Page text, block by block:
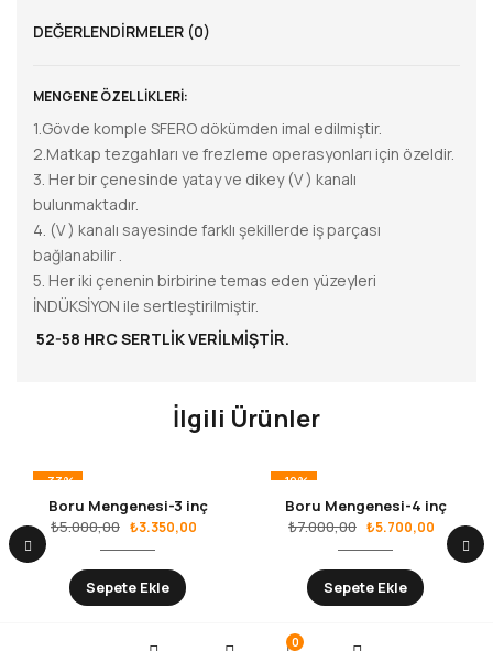
DEĞERLENDIRMELER (0)
MENGENE ÖZELLİKLERİ:
1.Gövde komple SFERO dökümden imal edilmiştir.
2.Matkap tezgahları ve frezleme operasyonları için özeldir.
3. Her bir çenesinde yatay ve dikey (V ) kanalı
bulunmaktadır.
4. (V ) kanalı sayesinde farklı şekillerde iş parçası
bağlanabilir .
5. Her iki çenenin birbirine temas eden yüzeyleri
İNDÜKSİYON ile sertleştirilmiştir.
52-58 HRC SERTLİK VERİLMİŞTİR.
İlgili Ürünler
-33%
Boru Mengenesi-3 inç
₺5.000,00 ₺3.350,00
Sepete Ekle
-19%
Boru Mengenesi-4 inç
₺7.000,00 ₺5.700,00
Sepete Ekle
0